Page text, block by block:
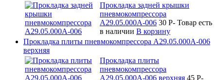
Прокладка задней крышки
пневмокомпрессора
А29.05.000А-006 30 P- Товар есть
в наличии В корзину
Прокладка плиты пневмокомпрессора А29.05.000А-006
верхняя
Прокладка плиты
пневмокомпрессора
А29.05.000А-006 верхняя 45 P-